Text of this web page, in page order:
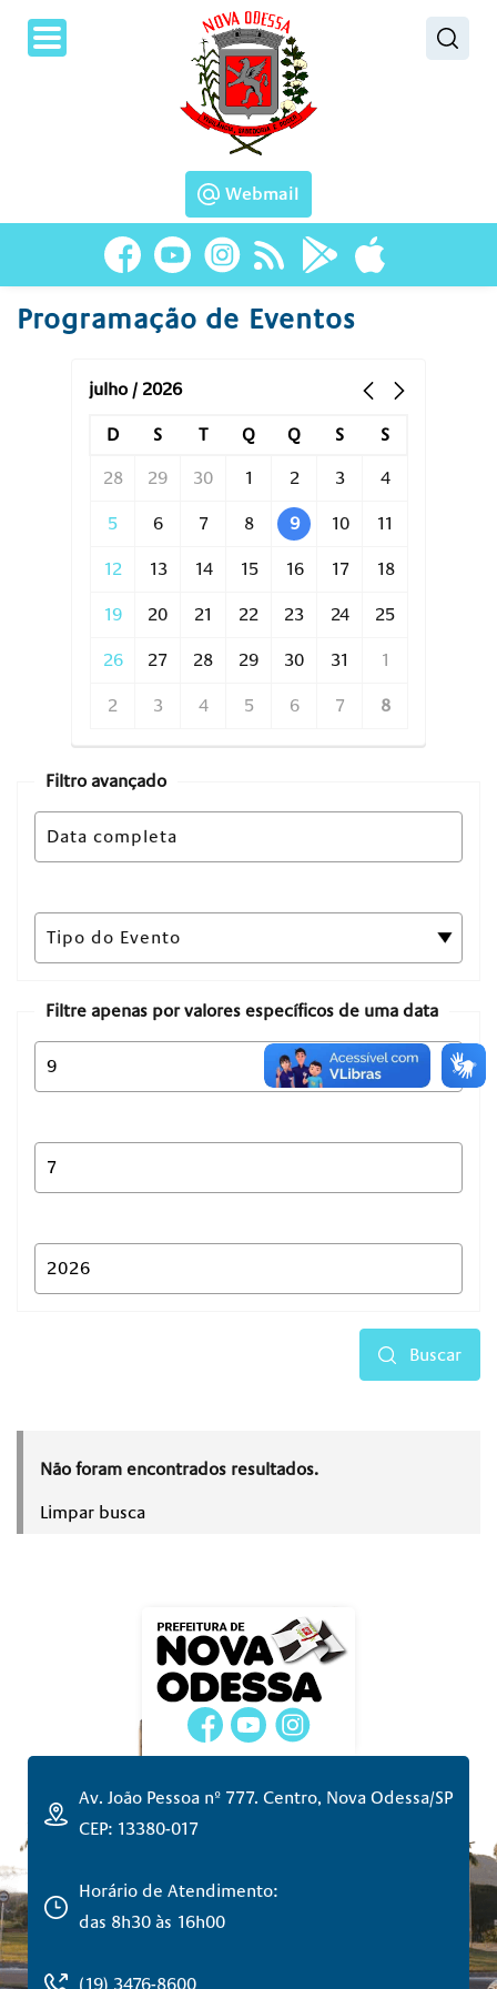
Webmail
Programação de Eventos
julho / 2026
D S T Q Q S S
28 29 30 1 2 3 4
5 6 7 8 9 10 11
12 13 14 15 16 17 18
19 20 21 22 23 24 25
26 27 28 29 30 31 1
2 3 4 5 6 7 8
Filtro avançado
Filtre apenas por valores específicos de uma data
Buscar
Não foram encontrados resultados.
Limpar busca
Av. João Pessoa nº 777. Centro, Nova Odessa/SP
CEP: 13380-017
Horário de Atendimento:
das 8h30 às 16h00